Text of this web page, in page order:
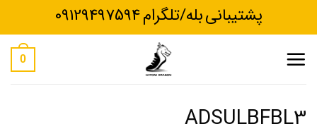
پشتیبانی بله/تلگرام 09129497594
0
ADSULBFBL3